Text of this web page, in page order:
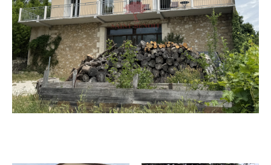
Budget
Budget
Surface
Surface
Pièces